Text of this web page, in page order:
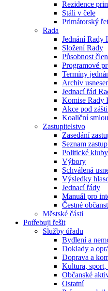
Rezidence
Stáli v čele
Primátorský
Rada
Jednání Rady
Složení Rady
Působnost
Programové
Termíny
Archiv
Jednací řád
Komise Rady
Akce pod
Koaliční
Zastupitelstvo
Zasedání
Seznam
Politické kluby
Výbory
Schválená
Výsledky
Jednací řády
Manuál pro
Čestné
Městské části
Potřebuji řešit
Služby úřadu
Bydlení a
Doklady a
Doprava a
Kultura, sport,
Občanské
Ostatní